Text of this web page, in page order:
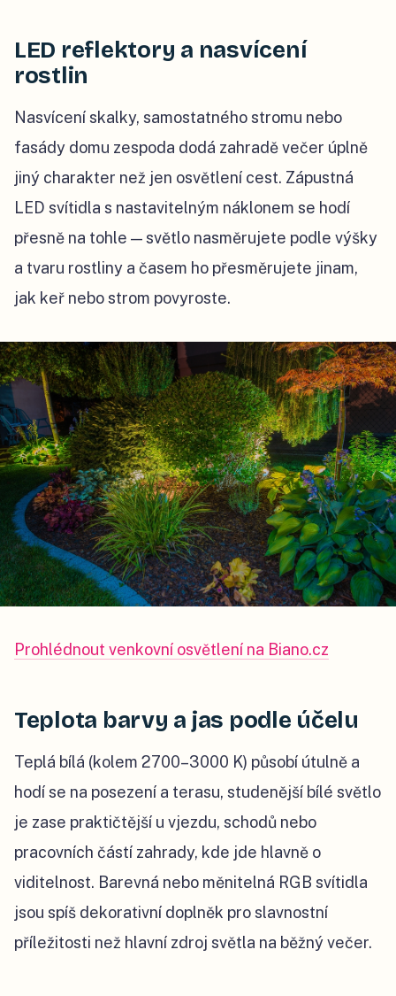
LED reflektory a nasvícení
rostlin
Nasvícení skalky, samostatného stromu nebo
fasády domu zespoda dodá zahradě večer úplně
jiný charakter než jen osvětlení cest. Zápustná
LED svítidla s nastavitelným náklonem se hodí
přesně na tohle — světlo nasměrujete podle výšky
a tvaru rostliny a časem ho přesměrujete jinam,
jak keř nebo strom povyroste.
Prohlédnout venkovní osvětlení na Biano.cz
Teplota barvy a jas podle účelu
Teplá bílá (kolem 2700–3000 K) působí útulně a
hodí se na posezení a terasu, studenější bílé světlo
je zase praktičtější u vjezdu, schodů nebo
pracovních částí zahrady, kde jde hlavně o
viditelnost. Barevná nebo měnitelná RGB svítidla
jsou spíš dekorativní doplněk pro slavnostní
příležitosti než hlavní zdroj světla na běžný večer.